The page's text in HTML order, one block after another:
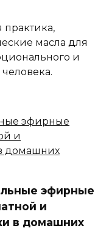
масла для
и
эфирные
и
в домашних